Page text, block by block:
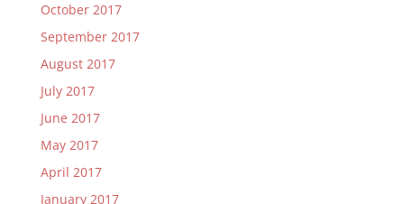
October 2017
September 2017
August 2017
July 2017
June 2017
May 2017
April 2017
January 2017